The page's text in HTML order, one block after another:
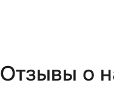
на АЗС
Отзывы о